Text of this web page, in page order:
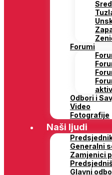
Forumi
Odbori i
Video
Fotografije
Naši ljudi
Generalni
Zamjenici
Glavni